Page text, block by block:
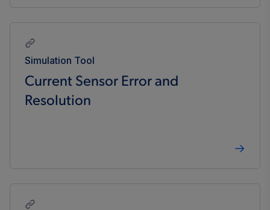
Simulation Tool
Current Sensor Error and
Resolution